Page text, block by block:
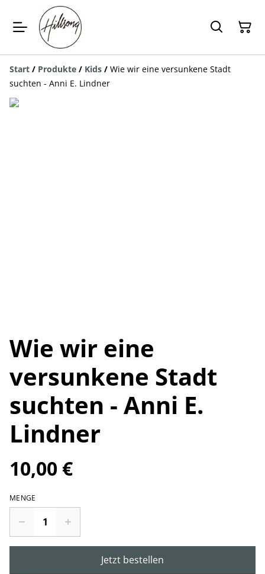
Start / Produkte / Kids / Wie wir eine versunkene Stadt
suchten - Anni E. Lindner
Wie wir eine
versunkene Stadt
suchten - Anni E.
Lindner
10,00 €
MENGE
Jetzt bestellen